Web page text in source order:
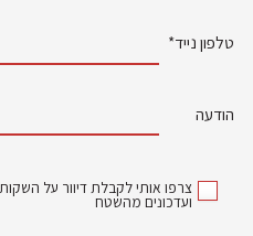
טלפון נייד*
הודעה
צרפו אותי לקבלת דיוור על
ועדכונים מהשטח